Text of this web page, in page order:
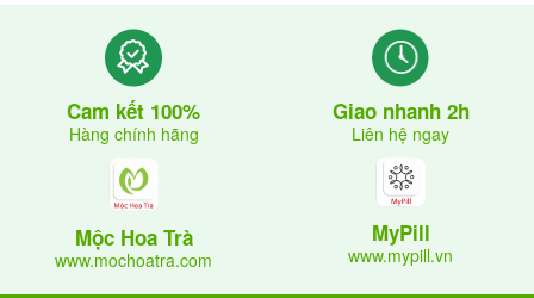
Cam kết 100%
Hàng chính hãng
Giao nhanh 2h
Liên hệ ngay
Mộc Hoa Trà
www.mochoatra.com
MyPill
www.mypill.vn